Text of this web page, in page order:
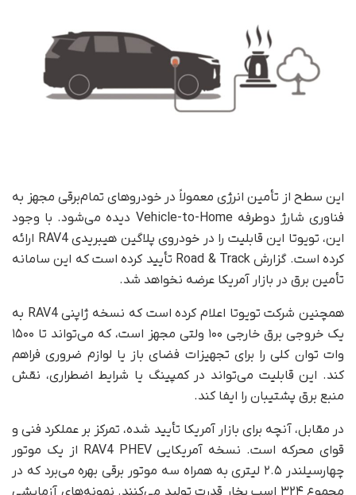
این سطح از تأمین انرژی معمولاً در خودروهای تمام‌برقی مجهز به
فناوری شارژ دوطرفه Vehicle-to-Home دیده می‌شود. با وجود
این، تویوتا این قابلیت را در خودروی پلاگین هیبریدی RAV4 ارائه
کرده است. گزارش Road & Track تأیید کرده است که این سامانه
تأمین برق در بازار آمریکا عرضه نخواهد شد.
همچنین شرکت تویوتا اعلام کرده است که نسخه ژاپنی RAV4 به
یک خروجی برق خارجی ۱۰۰ ولتی مجهز است، که می‌تواند تا ۱۵۰۰
وات توان کلی را برای تجهیزات فضای باز یا لوازم ضروری فراهم
کند. این قابلیت می‌تواند در کمپینگ یا شرایط اضطراری، نقش
منبع برق پشتیبان را ایفا کند.
در مقابل، آنچه برای بازار آمریکا تأیید شده، تمرکز بر عملکرد فنی و
قوای محرکه است. نسخه آمریکایی RAV4 PHEV از یک موتور
چهارسیلندر ۲.۵ لیتری به همراه سه موتور برقی بهره می‌برد که در